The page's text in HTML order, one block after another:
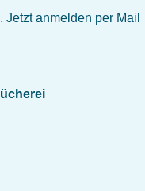
anmelden per Mail